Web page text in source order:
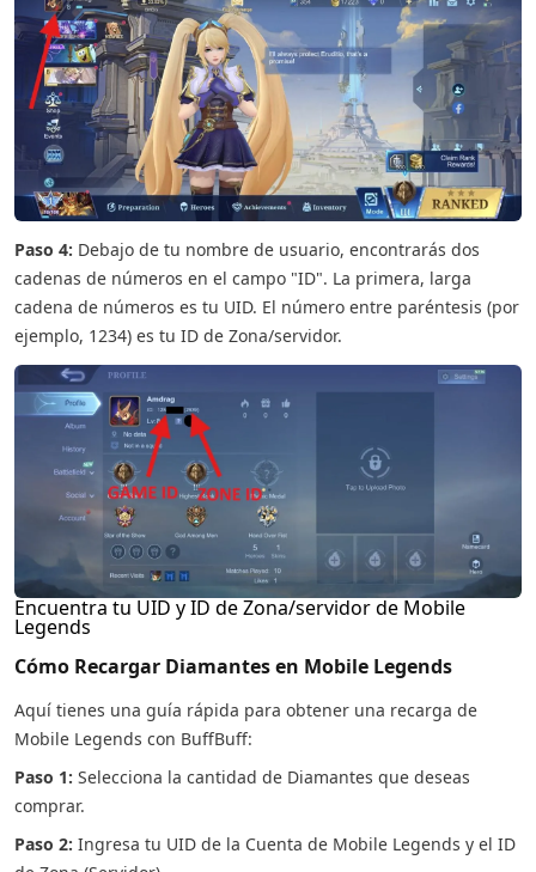
Paso 4: Debajo de tu nombre de usuario, encontrarás dos
cadenas de números en el campo "ID". La primera, larga
cadena de números es tu UID. El número entre paréntesis (por
ejemplo, 1234) es tu ID de Zona/servidor.
Encuentra tu UID y ID de Zona/servidor de Mobile
Legends
Cómo Recargar Diamantes en Mobile Legends
Aquí tienes una guía rápida para obtener una recarga de
Mobile Legends con BuffBuff:
Paso 1: Selecciona la cantidad de Diamantes que deseas
comprar.
Paso 2: Ingresa tu UID de la Cuenta de Mobile Legends y el ID